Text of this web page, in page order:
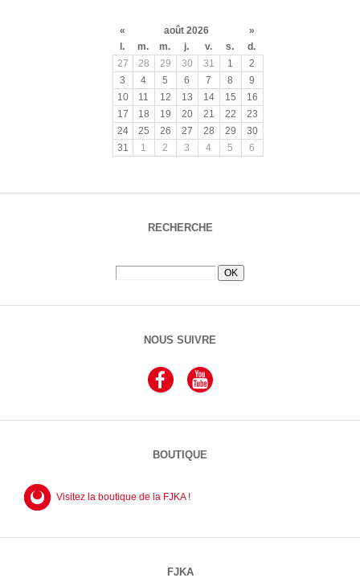
« août 2026
»
l.
m. m. j. v. s.
d.
27
28 29 30 31 1
2
3
4 5 6 7 8
9
10
11 12 13 14 15
16
17
18 19 20 21 22
23
24
25 26 27 28 29
30
31
1 2 3 4 5 6
RECHERCHE
NOUS SUIVRE
BOUTIQUE
Visitez la boutique de la FJKA !
FJKA